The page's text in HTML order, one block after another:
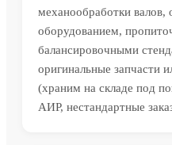
механообработки
оборудованием,
балансировочными
оригинальные запчасти
(храним на складе под
АИР, нестандартные